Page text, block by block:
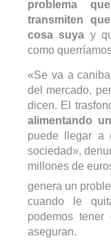
problema
transmiten
cosa suya y
como
«Se va a
del mercado,
dicen. El
alimentando
puede llegar a
sociedad»,
millones de
genera un
cuando le
podemos
aseguran.